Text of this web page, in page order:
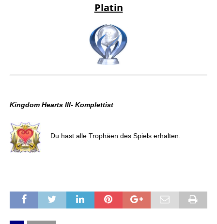
Platin
Kingdom Hearts III- Komplettist
Du hast alle Trophäen des Spiels erhalten.